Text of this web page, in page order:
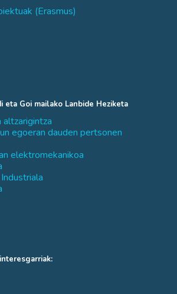
(Erasmus)
eta Goi mailako Lanbide Heziketa
altzarigintza
egoeran dauden pertsonen
elektromekanikoa